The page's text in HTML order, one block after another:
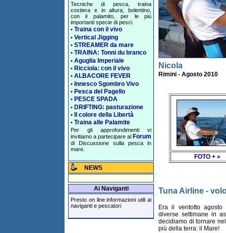
Tecniche di pesca, traina
costiera e in altura, bolentino,
con il palamito, per le più
importanti specie di pesci.
• Traina con il vivo
• Vertical Jigging
• STREAMER da mare
• TRAINA: Tonni du branco
• Aguglia Imperiale
• Ricciola: con il vivo
• ALBACORE FEVER
• Innesco Sgombro Vivo
• Pesca del Pagello
• PESCE SPADA
• DRIFTING: pasturazione
• Il colore della Libertà
• Traina alle Palamite
Per gli approfondimenti vi
invitiamo a partecipare al Forum
di Discussione sulla pesca in
mare.
NEWS
Ai Naviganti
Presto on line informazioni utili ai
naviganti e pescatori
Nicola
Rimini - Agosto 2010
FOTO + »
Tuna Airline -
Era il ventotto
diverse settimane in
decidiamo di tornare
più della terra: il Mare!